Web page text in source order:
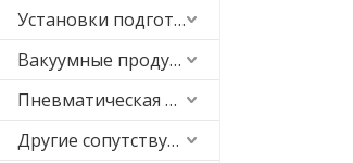
Установки подготовки воздуха (FRL)
Вакуумные продукты
Пневматическая подгонка
Другие сопутствующие товары